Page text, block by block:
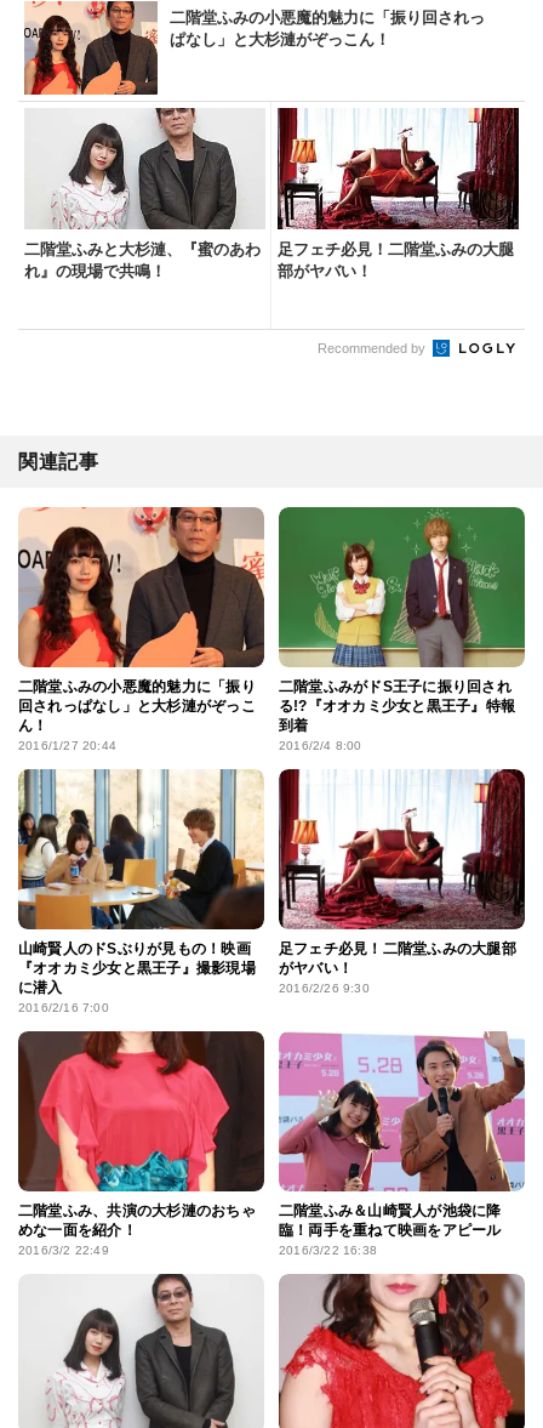
二階堂ふみの小悪魔的魅力に「振り回されっ
ぱなし」と大杉漣がぞっこん！
二階堂ふみと大杉漣、『蜜のあわ
れ』の現場で共鳴！
足フェチ必見！二階堂ふみの大腿
部がヤバい！
Recommended by
関連記事
二階堂ふみの小悪魔的魅力に「振り
回されっぱなし」と大杉漣がぞっこ
ん！
2016/1/27 20:44
二階堂ふみがドS王子に振り回され
る!?『オオカミ少女と黒王子』特報
到着
2016/2/4 8:00
山崎賢人のドSぶりが見もの！映画
『オオカミ少女と黒王子』撮影現場
に潜入
2016/2/16 7:00
足フェチ必見！二階堂ふみの大腿部
がヤバい！
2016/2/26 9:30
二階堂ふみ、共演の大杉漣のおちゃ
めな一面を紹介！
2016/3/2 22:49
二階堂ふみ＆山崎賢人が池袋に降
臨！両手を重ねて映画をアピール
2016/3/22 16:38